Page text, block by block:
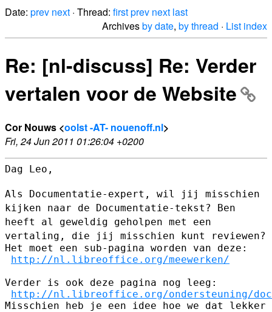
Date: prev next · Thread: firstprev next last
Archivesby date, by thread · List index
Re: [nl-discuss] Re: Verder
vertalen voor de Website
Cor Nouws <oolst -AT- nouenoff.nl>
Fri, 24 Jun 2011 01:26:04 +0200
Dag Leo,
Als Documentatie-expert, wil jij misschien
kijken naar de Documentatie-tekst? Ben
heeft al geweldig geholpen met een
vertaling, die jij misschien kunt reviewen?
Het moet een sub-pagina worden van deze:
http://nl.libreoffice.org/meewerken/
Verder is ook deze pagina nog leeg:
http://nl.libreoffice.org/ondersteuning/